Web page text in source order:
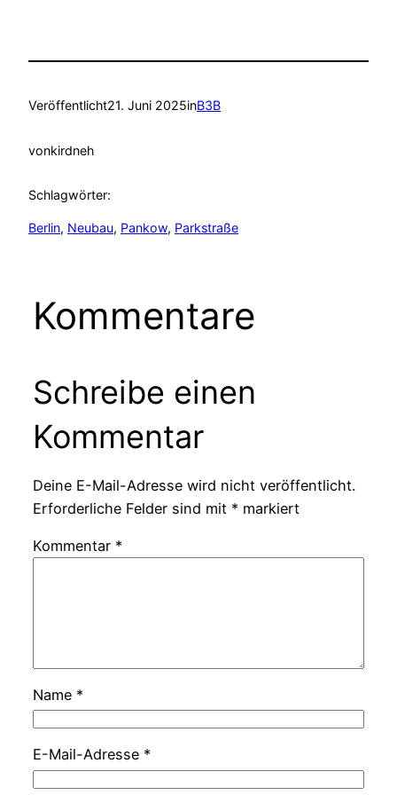
Veröffentlicht21. Juni 2025inB3B
vonkirdneh
Schlagwörter:
Berlin, Neubau, Pankow, Parkstraße
Kommentare
Schreibe einen
Kommentar
Deine E-Mail-Adresse wird nicht veröffentlicht.
Erforderliche Felder sind mit * markiert
Kommentar *
Name *
E-Mail-Adresse *